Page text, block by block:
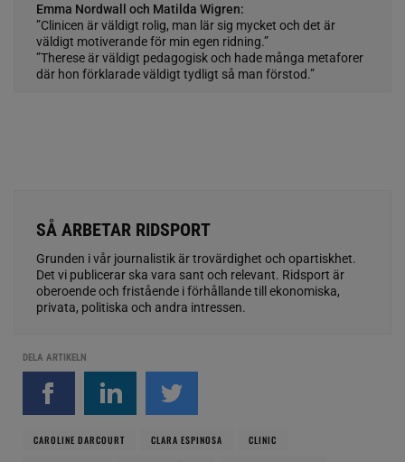
Emma Nordwall och Matilda Wigren:
”Clinicen är väldigt rolig, man lär sig mycket och det är
väldigt motiverande för min egen ridning.”
”Therese är väldigt pedagogisk och hade många metaforer
där hon förklarade väldigt tydligt så man förstod.”
SÅ ARBETAR RIDSPORT
Grunden i vår journalistik är trovärdighet och opartiskhet.
Det vi publicerar ska vara sant och relevant. Ridsport är
oberoende och fristående i förhållande till ekonomiska,
privata, politiska och andra intressen.
DELA ARTIKELN
CAROLINE DARCOURT CLARA ESPINOSA
CLINIC